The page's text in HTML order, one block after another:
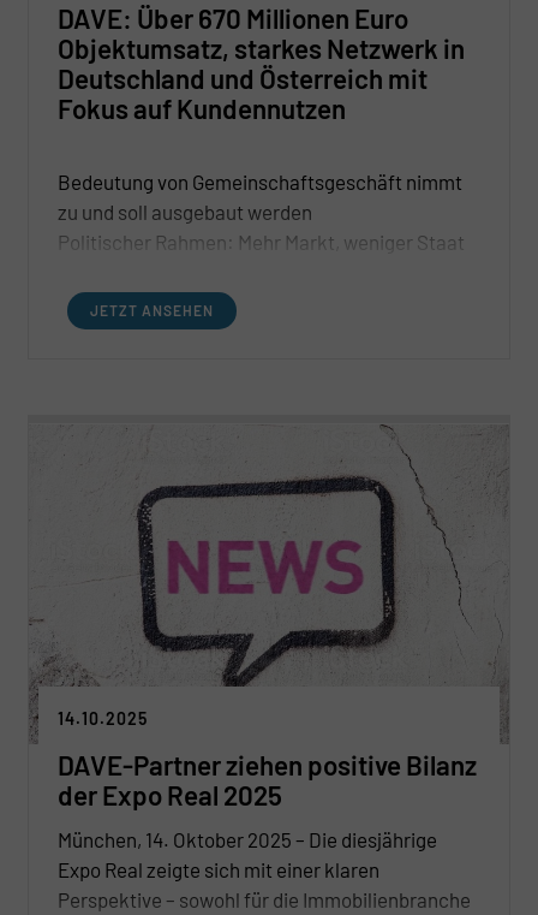
DAVE: Über 670 Millionen Euro
Objektumsatz, starkes Netzwerk in
Deutschland und Österreich mit
Fokus auf Kundennutzen
Bedeutung von Gemeinschaftsgeschäft nimmt
zu und soll ausgebaut werden
Politischer Rahmen: Mehr Markt, weniger Staat
JETZT ANSEHEN
14.10.2025
DAVE-Partner ziehen positive Bilanz
der Expo Real 2025
München, 14. Oktober 2025 – Die diesjährige
Expo Real zeigte sich mit einer klaren
Perspektive – sowohl für die Immobilienbranche